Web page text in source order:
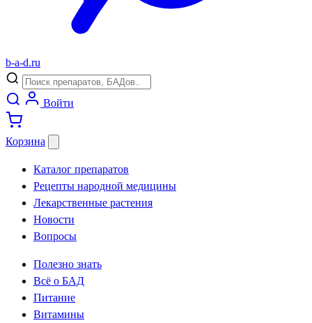
b-a-d.ru
Войти
Корзина
Каталог препаратов
Рецепты народной медицины
Лекарственные растения
Новости
Вопросы
Полезно знать
Всё о БАД
Питание
Витамины